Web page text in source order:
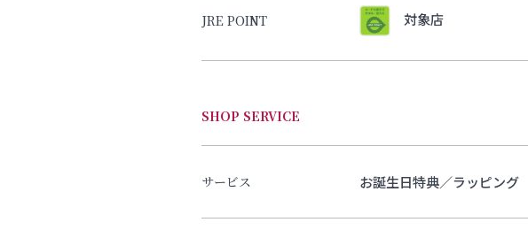
JRE POINT 対象店
SHOP SERVICE
サービス お誕生日特典／ラッピング